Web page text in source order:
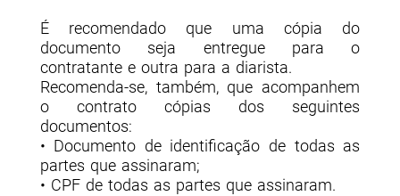
É recomendado que uma cópia do
documento seja entregue para o
contratante e outra para a diarista.
Recomenda-se, também, que acompanhem
o contrato cópias dos seguintes
documentos:
• Documento de identificação de todas as
partes que assinaram;
• CPF de todas as partes que assinaram.